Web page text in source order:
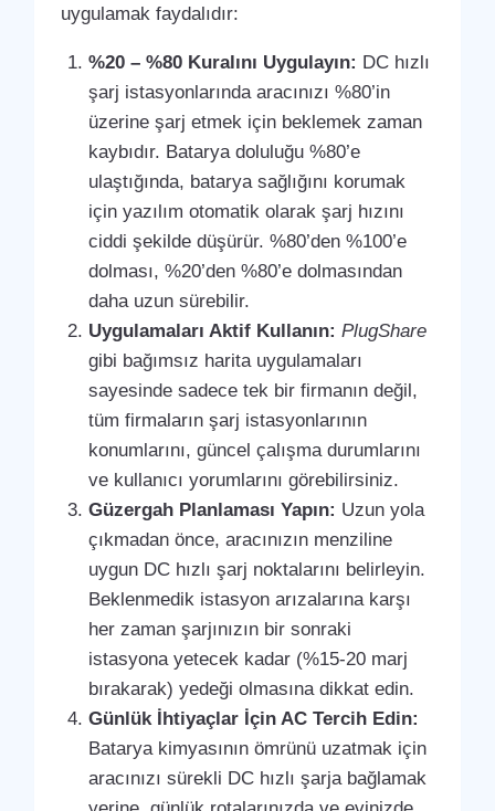
uygulamak faydalıdır:
%20 – %80 Kuralını Uygulayın: DC hızlı
şarj istasyonlarında aracınızı %80’in
üzerine şarj etmek için beklemek zaman
kaybıdır. Batarya doluluğu %80’e
ulaştığında, batarya sağlığını korumak
için yazılım otomatik olarak şarj hızını
ciddi şekilde düşürür. %80’den %100’e
dolması, %20’den %80’e dolmasından
daha uzun sürebilir.
Uygulamaları Aktif Kullanın: PlugShare
gibi bağımsız harita uygulamaları
sayesinde sadece tek bir firmanın değil,
tüm firmaların şarj istasyonlarının
konumlarını, güncel çalışma durumlarını
ve kullanıcı yorumlarını görebilirsiniz.
Güzergah Planlaması Yapın: Uzun yola
çıkmadan önce, aracınızın menziline
uygun DC hızlı şarj noktalarını belirleyin.
Beklenmedik istasyon arızalarına karşı
her zaman şarjınızın bir sonraki
istasyona yetecek kadar (%15-20 marj
bırakarak) yedeği olmasına dikkat edin.
Günlük İhtiyaçlar İçin AC Tercih Edin:
Batarya kimyasının ömrünü uzatmak için
aracınızı sürekli DC hızlı şarja bağlamak